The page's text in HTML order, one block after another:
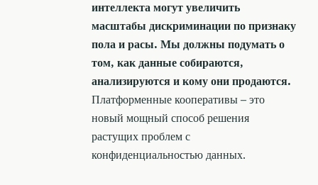
интеллекта могут увеличить
масштабы дискриминации по признаку
пола и расы. Мы должны подумать о
том, как данные собираются,
анализируются и кому они продаются.
Платформенные кооперативы – это
новый мощный способ решения
растущих проблем с
конфиденциальностью данных.